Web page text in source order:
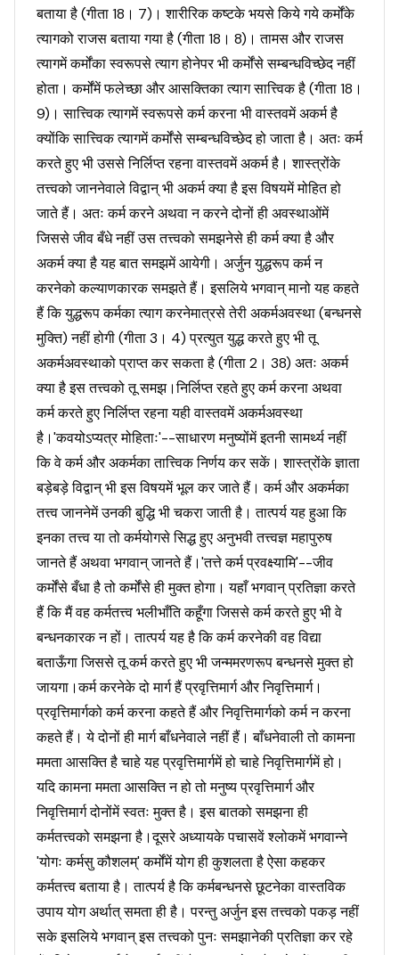
बताया है (गीता 18। 7)। शारीरिक कष्टके भयसे किये गये कर्मोंके
त्यागको राजस बताया गया है (गीता 18। 8)। तामस और राजस
त्यागमें कर्मोंका स्वरूपसे त्याग होनेपर भी कर्मोंसे सम्बन्धविच्छेद नहीं
होता। कर्मोंमें फलेच्छा और आसक्तिका त्याग सात्त्विक है (गीता 18।
9)। सात्त्विक त्यागमें स्वरूपसे कर्म करना भी वास्तवमें अकर्म है
क्योंकि सात्त्विक त्यागमें कर्मोंसे सम्बन्धविच्छेद हो जाता है। अतः कर्म
करते हुए भी उससे निर्लिप्त रहना वास्तवमें अकर्म है। शास्त्रोंके
तत्त्वको जाननेवाले विद्वान् भी अकर्म क्या है इस विषयमें मोहित हो
जाते हैं। अतः कर्म करने अथवा न करने दोनों ही अवस्थाओंमें
जिससे जीव बँधे नहीं उस तत्त्वको समझनेसे ही कर्म क्या है और
अकर्म क्या है यह बात समझमें आयेगी। अर्जुन युद्धरूप कर्म न
करनेको कल्याणकारक समझते हैं। इसलिये भगवान् मानो यह कहते
हैं कि युद्धरूप कर्मका त्याग करनेमात्रसे तेरी अकर्मअवस्था (बन्धनसे
मुक्ति) नहीं होगी (गीता 3। 4) प्रत्युत युद्ध करते हुए भी तू
अकर्मअवस्थाको प्राप्त कर सकता है (गीता 2। 38) अतः अकर्म
क्या है इस तत्त्वको तू समझ।निर्लिप्त रहते हुए कर्म करना अथवा
कर्म करते हुए निर्लिप्त रहना यही वास्तवमें अकर्मअवस्था
है।'कवयोऽप्यत्र मोहिताः'--साधारण मनुष्योंमें इतनी सामर्थ्य नहीं
कि वे कर्म और अकर्मका तात्त्विक निर्णय कर सकें। शास्त्रोंके ज्ञाता
बड़ेबड़े विद्वान् भी इस विषयमें भूल कर जाते हैं। कर्म और अकर्मका
तत्त्व जाननेमें उनकी बुद्धि भी चकरा जाती है। तात्पर्य यह हुआ कि
इनका तत्त्व या तो कर्मयोगसे सिद्ध हुए अनुभवी तत्त्वज्ञ महापुरुष
जानते हैं अथवा भगवान् जानते हैं।'तत्ते कर्म प्रवक्ष्यामि'--जीव
कर्मोंसे बँधा है तो कर्मोंसे ही मुक्त होगा। यहाँ भगवान् प्रतिज्ञा करते
हैं कि मैं वह कर्मतत्त्व भलीभाँति कहूँगा जिससे कर्म करते हुए भी वे
बन्धनकारक न हों। तात्पर्य यह है कि कर्म करनेकी वह विद्या
बताऊँगा जिससे तू कर्म करते हुए भी जन्ममरणरूप बन्धनसे मुक्त हो
जायगा।कर्म करनेके दो मार्ग हैं प्रवृत्तिमार्ग और निवृत्तिमार्ग।
प्रवृत्तिमार्गको कर्म करना कहते हैं और निवृत्तिमार्गको कर्म न करना
कहते हैं। ये दोनों ही मार्ग बाँधनेवाले नहीं हैं। बाँधनेवाली तो कामना
ममता आसक्ति है चाहे यह प्रवृत्तिमार्गमें हो चाहे निवृत्तिमार्गमें हो।
यदि कामना ममता आसक्ति न हो तो मनुष्य प्रवृत्तिमार्ग और
निवृत्तिमार्ग दोनोंमें स्वतः मुक्त है। इस बातको समझना ही
कर्मतत्त्वको समझना है।दूसरे अध्यायके पचासवें श्लोकमें भगवान्ने
'योगः कर्मसु कौशलम्' कर्मोंमें योग ही कुशलता है ऐसा कहकर
कर्मतत्त्व बताया है। तात्पर्य है कि कर्मबन्धनसे छूटनेका वास्तविक
उपाय योग अर्थात् समता ही है। परन्तु अर्जुन इस तत्त्वको पकड़ नहीं
सके इसलिये भगवान् इस तत्त्वको पुनः समझानेकी प्रतिज्ञा कर रहे